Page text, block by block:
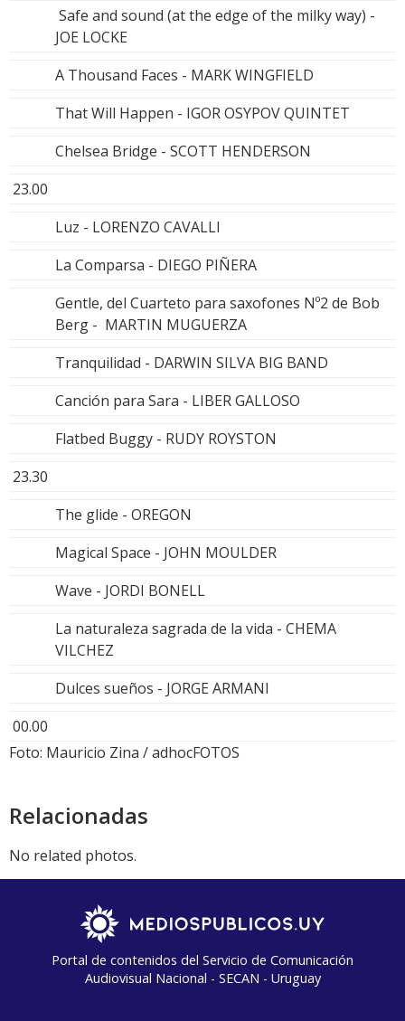
Safe and sound (at the edge of the milky way) -
JOE LOCKE
A Thousand Faces - MARK WINGFIELD
That Will Happen - IGOR OSYPOV QUINTET
Chelsea Bridge - SCOTT HENDERSON
23.00
Luz - LORENZO CAVALLI
La Comparsa - DIEGO PIÑERA
Gentle, del Cuarteto para saxofones Nº2 de Bob
Berg - MARTIN MUGUERZA
Tranquilidad - DARWIN SILVA BIG BAND
Canción para Sara - LIBER GALLOSO
Flatbed Buggy - RUDY ROYSTON
23.30
The glide - OREGON
Magical Space - JOHN MOULDER
Wave - JORDI BONELL
La naturaleza sagrada de la vida - CHEMA
VILCHEZ
Dulces sueños - JORGE ARMANI
00.00
Foto: Mauricio Zina / adhocFOTOS
Relacionadas
No related photos.
Portal de contenidos del Servicio de Comunicación
Audiovisual Nacional - SECAN - Uruguay